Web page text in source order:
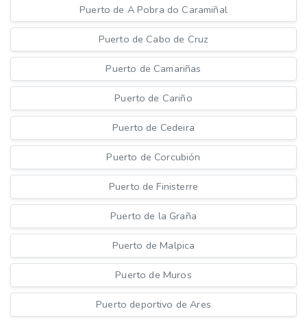
Puerto de A Pobra do Caramiñal
Puerto de Cabo de Cruz
Puerto de Camariñas
Puerto de Cariño
Puerto de Cedeira
Puerto de Corcubión
Puerto de Finisterre
Puerto de la Graña
Puerto de Malpica
Puerto de Muros
Puerto deportivo de Ares